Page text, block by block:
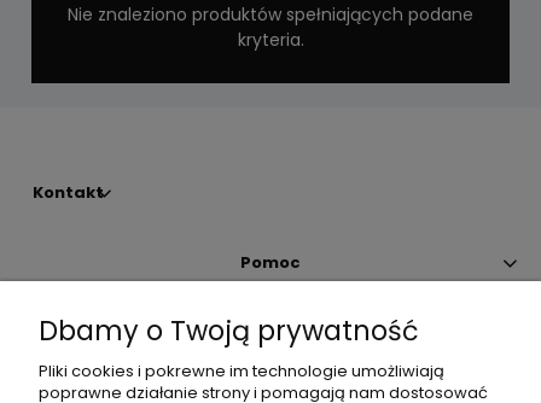
Nie znaleziono produktów spełniających podane
kryteria.
Kontakt
Pomoc
Moje konto
Dbamy o Twoją prywatność
Pliki cookies i pokrewne im technologie umożliwiają
poprawne działanie strony i pomagają nam dostosować